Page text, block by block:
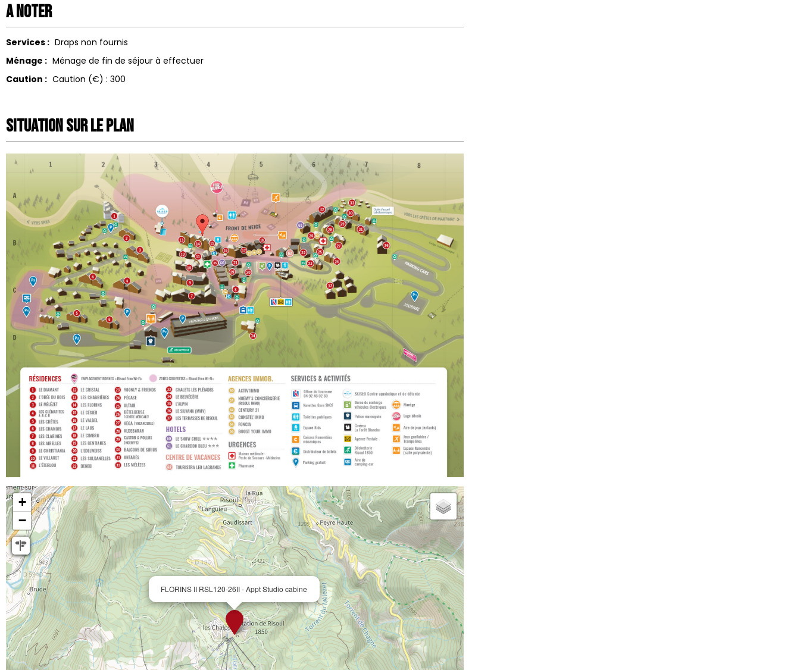
A noter
Services : Draps non fournis
Ménage : Ménage de fin de séjour à effectuer
Caution : Caution (€) : 300
Situation sur le Plan
FLORINS II RSL120-26II - Appt Studio cabine
+
−